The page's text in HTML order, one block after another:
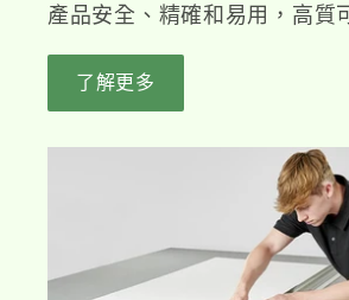
產品安全、精確和易用，高質
了解更多